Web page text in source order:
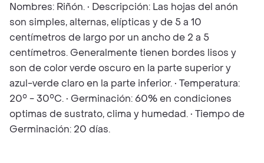
Nombres: Riñón. • Descripción: Las hojas del anón
son simples, alternas, elípticas y de 5 a 10
centímetros de largo por un ancho de 2 a 5
centímetros. Generalmente tienen bordes lisos y
son de color verde oscuro en la parte superior y
azul-verde claro en la parte inferior. • Temperatura:
20° - 30°C. • Germinación: 60% en condiciones
optimas de sustrato, clima y humedad. • Tiempo de
Germinación: 20 días.